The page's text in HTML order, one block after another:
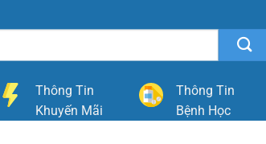
Thông Tin
Khuyến Mãi
Thông Tin
Bệnh Học